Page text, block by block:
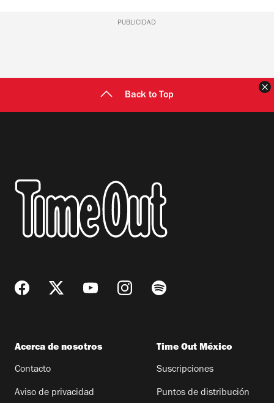
PUBLICIDAD
Back to Top
Acerca de nosotros
Contacto
Aviso de privacidad
Time Out México
Suscripciones
Puntos de distribución